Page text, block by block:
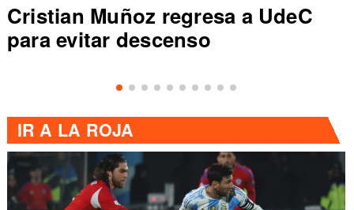
Colo Colo rompe récord en Liga
de Primera al vencer a Everton
IR A LA ROJA